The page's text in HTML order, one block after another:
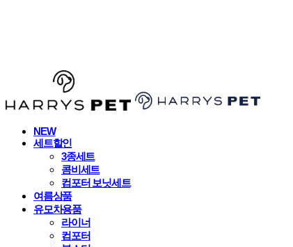
NEW
세트할인
3종세트
콤비세트
컴포터 보닛세트
여름상품
유모차용품
라이너
컴포터